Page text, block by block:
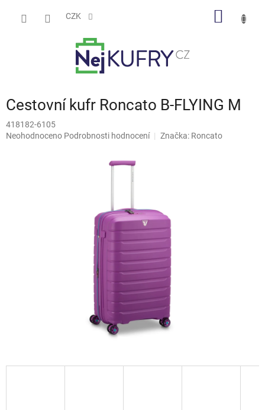
CZK
Cestovní kufr Roncato B-FLYING M
418182-6105
Průměrné
Neohodnoceno Podrobnosti hodnocení Značka: Roncato